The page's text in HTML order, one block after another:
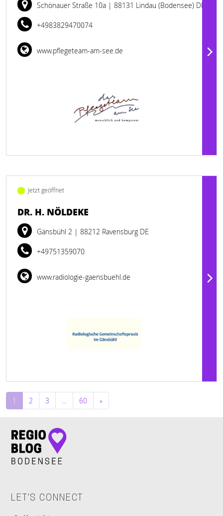
Schönauer Straße 10a | 88131 Lindau (Bodensee) DE
+4983829470074
www.pflegeteam-am-see.de
Jetzt geöffnet
DR. H. NÖLDEKE
Gänsbühl 2 | 88212 Ravensburg DE
+49751359070
www.radiologie-gaensbuehl.de
Beitragsnavigation
1 2 3 … 60 »
LET'S CONNECT